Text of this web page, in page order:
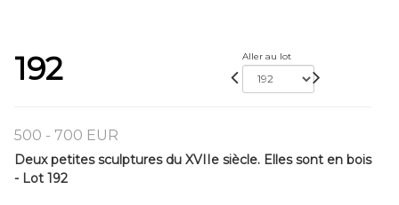
192 Aller au lot
500 - 700 EUR
Deux petites sculptures du XVIIe siècle. Elles sont en bois
- Lot 192